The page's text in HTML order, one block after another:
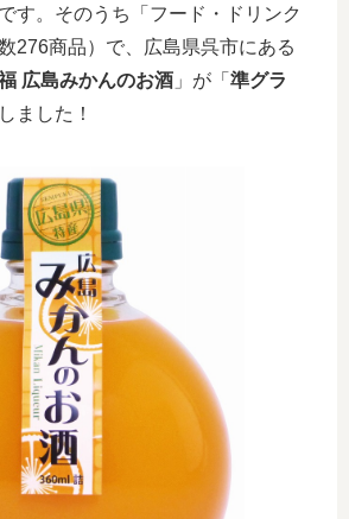
す。そのうち「フード・ドリンク
276商品）で、広島県呉市にある
広島みかんのお酒 」が「 準グラ
ました！